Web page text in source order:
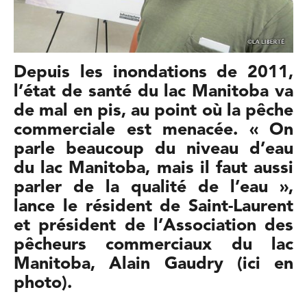
Depuis les inondations de 2011,
l’état de santé du lac Manitoba va
de mal en pis, au point où la pêche
commerciale est menacée. « On
parle beaucoup du niveau d’eau
du lac Manitoba, mais il faut aussi
parler de la qualité de l’eau »,
lance le résident de Saint-Laurent
et président de l’Association des
pêcheurs commerciaux du lac
Manitoba, Alain Gaudry (ici en
photo).